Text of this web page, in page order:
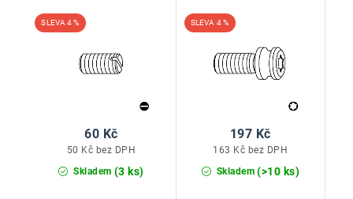
4 %
Skladem (3 ks)
50 Kč bez DPH
60 Kč
4 %
Skladem (>10 ks)
163 Kč bez DPH
197 Kč